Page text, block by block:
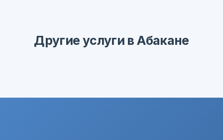
Другие услуги в Абакане